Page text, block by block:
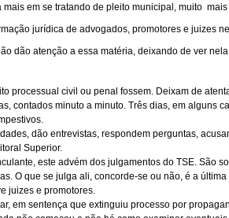
em se tratando de pleito municipal, muito
jurídica de advogados, promotores e juizes
dão atenção a essa matéria, deixando de ver
processual civil ou penal fossem. Deixam de
contados minuto a minuto. Três dias, em alguns
dão entrevistas, respondem perguntas,
Superior.
este advém dos julgamentos do TSE. São
O que se julga ali, concorde-se ou não, é a
juizes e promotores.
em sentença que extinguiu processo por